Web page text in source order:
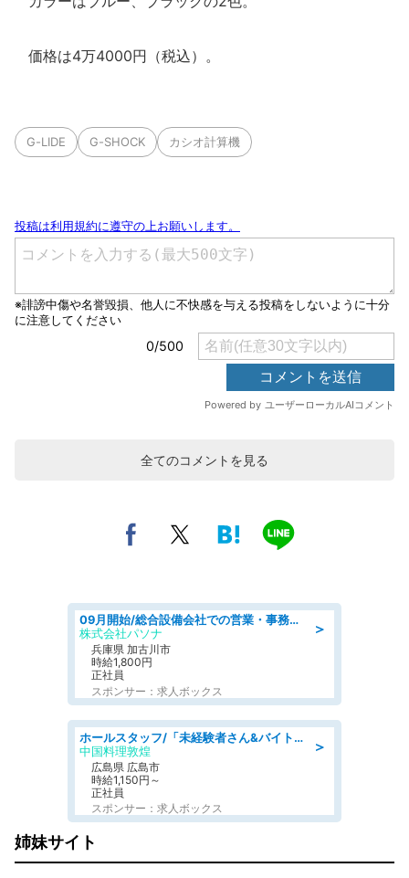
価格は4万4000円（税込）。
G-LIDE G-SHOCK カシオ計算機
全てのコメントを見る
＞
09月開始/総合設備会社での営業・事務のお仕事/車通勤可/賞与あり/営業/営業事務
株式会社パソナ
兵庫県 加古川市
時給1,800円
正社員
スポンサー：求人ボックス
＞
ホールスタッフ/「未経験者さん&バイトデビューも大歓迎」残業ほぼなし×1日3時間〜勤務OK!フォロー体制も充実/広島県/広島市南区
中国料理敦煌
広島県 広島市
時給1,150円～
正社員
スポンサー：求人ボックス
姉妹サイト